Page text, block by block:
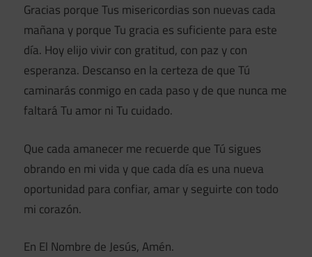
Gracias porque Tus misericordias son nuevas cada
mañana y porque Tu gracia es suficiente para este
día. Hoy elijo vivir con gratitud, con paz y con
esperanza. Descanso en la certeza de que Tú
caminarás conmigo en cada paso y de que nunca me
faltará Tu amor ni Tu cuidado.
Que cada amanecer me recuerde que Tú sigues
obrando en mi vida y que cada día es una nueva
oportunidad para confiar, amar y seguirte con todo
mi corazón.
En El Nombre de Jesús, Amén.